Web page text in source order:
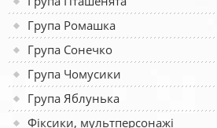
Група Ромашка
Група Сонечко
Група Чомусики
Група Яблунька
Фіксики, мультперсонажі